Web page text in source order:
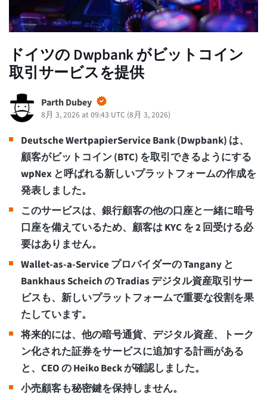
ドイツの Dwpbank がビットコイン
取引サービスを提供
Parth Dubey
8月 3, 2026 at 09:43 UTC (8月 3, 2026)
Deutsche WertpapierService Bank (Dwpbank) は、
顧客がビットコイン (BTC) を取引できるようにする
wpNex と呼ばれる新しいプラットフォームの作成を
発表しました。
このサービスは、銀行顧客の他の口座と一緒に暗号
口座を備えているため、顧客は KYC を 2 回受ける必
要はありません。
Wallet-as-a-Service プロバイダーの Tangany と
Bankhaus Scheich の Tradias デジタル資産取引サー
ビスも、新しいプラットフォームで重要な役割を果
たしています。
将来的には、他の暗号通貨、デジタル資産、トーク
ン化された証券をサービスに追加する計画がある
と、CEO の Heiko Beck が確認しました。
小売顧客も秘密鍵を保持しません。